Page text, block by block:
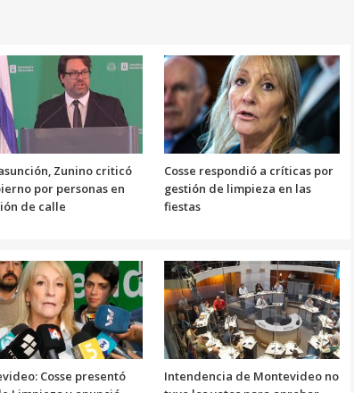
Zunino criticó
por personas en
de calle
Cosse respondió a críticas por
gestión de limpieza en las
fiestas
Cosse presentó
Intendencia de Montevideo no